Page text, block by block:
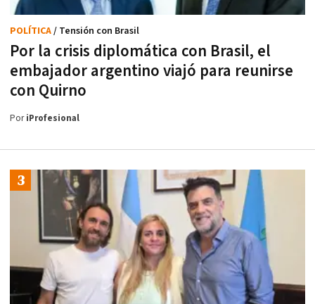
Por la crisis diplomática con Brasil, el
embajador argentino viajó para reunirse
con Quirno
POLÍTICA/ Tensión con Brasil
PoriProfesional